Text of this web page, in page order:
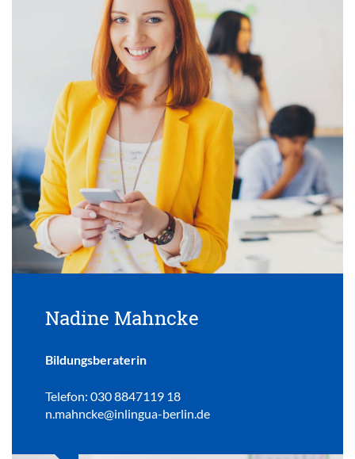
Nadine Mahncke
Bildungsberaterin
Telefon: 030 8847119 18
n.mahncke@inlingua-berlin.de